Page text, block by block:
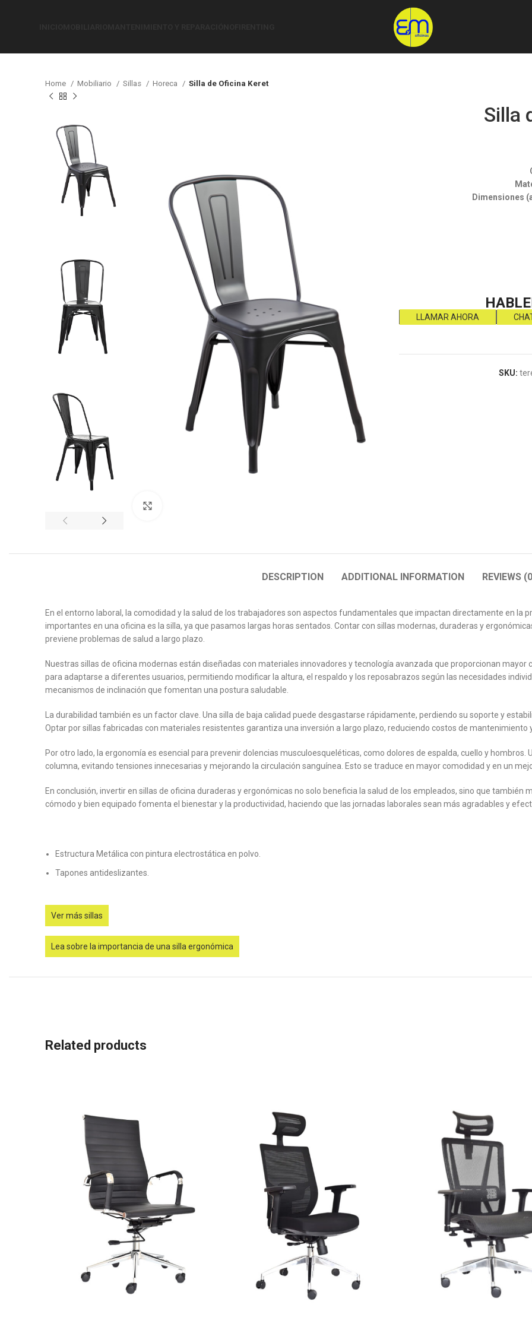
Home Mobiliario Sillas Horeca Silla de Oficina Keret
Silla
Dimensiones
LLAMAR AHORA
SKU:
DESCRIPTION ADDITIONAL INFORMATION REVIEWS
En el entorno laboral, la comodidad y la salud de los trabajadores son aspectos fundamentales que impactan directamente en la
importantes en una oficina es la silla, ya que pasamos largas horas sentados. Contar con sillas modernas, duraderas y
previene problemas de salud a largo plazo.
Nuestras sillas de oficina modernas están diseñadas con materiales innovadores y tecnología avanzada que proporcionan
para adaptarse a diferentes usuarios, permitiendo modificar la altura, el respaldo y los reposabrazos según las necesidades
mecanismos de inclinación que fomentan una postura saludable.
La durabilidad también es un factor clave. Una silla de baja calidad puede desgastarse rápidamente, perdiendo su soporte y
Optar por sillas fabricadas con materiales resistentes garantiza una inversión a largo plazo, reduciendo costos de mantenimiento
Por otro lado, la ergonomía es esencial para prevenir dolencias musculoesqueléticas, como dolores de espalda, cuello y
columna, evitando tensiones innecesarias y mejorando la circulación sanguínea. Esto se traduce en mayor comodidad y en un
En conclusión, invertir en sillas de oficina duraderas y ergonómicas no solo beneficia la salud de los empleados, sino que también
cómodo y bien equipado fomenta el bienestar y la productividad, haciendo que las jornadas laborales sean más agradables y
Estructura Metálica con pintura electrostática en polvo.
Tapones antideslizantes.
Ver más sillas
Lea sobre la importancia de una silla ergonómica
Related products